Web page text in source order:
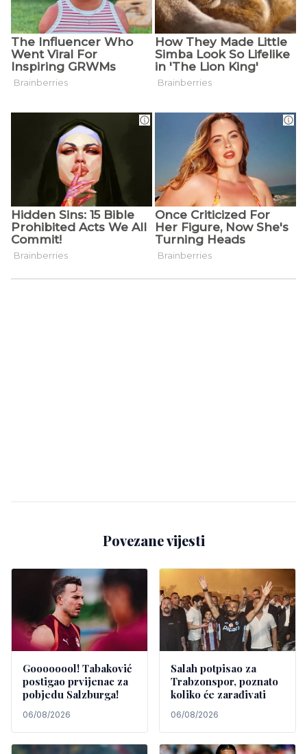
Povezane vijesti
Goooooool! Tabaković
postigao prvijenac za
pobjedu Salzburga!
06/08/2026
Salah potpisao za
Trabzonspor, poznato
koliko će zarađivati
06/08/2026